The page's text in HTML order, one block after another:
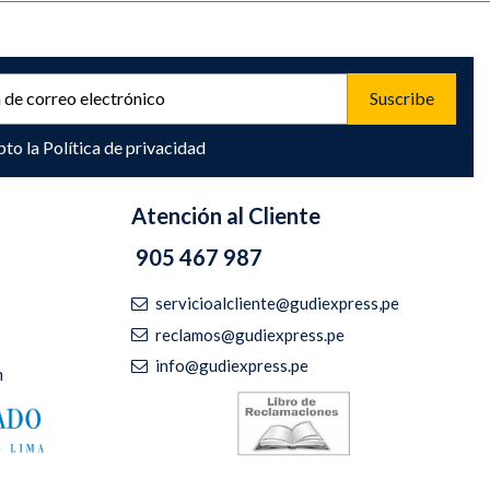
la Política de privacidad
Atención al Cliente
905 467 987
servicioalcliente@gudiexpress,pe
reclamos@gudiexpress.pe
info@gudiexpress.pe